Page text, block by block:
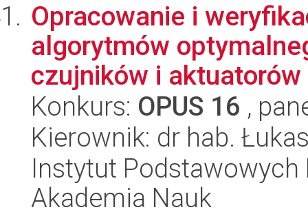
Opracowanie i
algorytmów
czujników i
Konkurs: OPUS 16 ,
Kierownik: dr hab.
Instytut
Akademia Nauk